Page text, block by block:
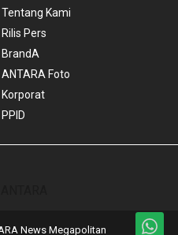
Tentang Kami
Rilis Pers
BrandA
ANTARA Foto
Korporat
PPID
News Megapolitan